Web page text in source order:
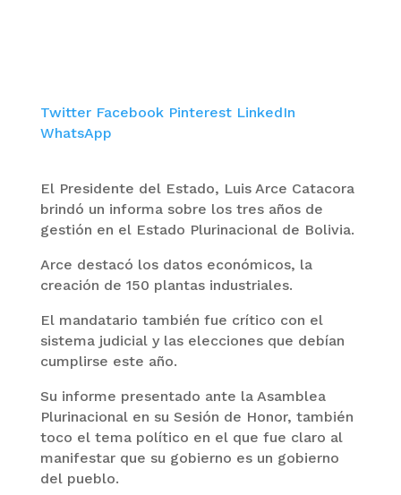
Twitter Facebook Pinterest LinkedIn
WhatsApp
El Presidente del Estado, Luis Arce Catacora
brindó un informa sobre los tres años de
gestión en el Estado Plurinacional de Bolivia.
Arce destacó los datos económicos, la
creación de 150 plantas industriales.
El mandatario también fue crítico con el
sistema judicial y las elecciones que debían
cumplirse este año.
Su informe presentado ante la Asamblea
Plurinacional en su Sesión de Honor, también
toco el tema político en el que fue claro al
manifestar que su gobierno es un gobierno
del pueblo.